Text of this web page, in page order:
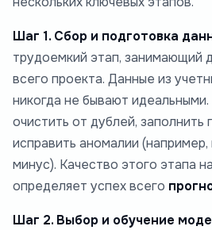
Шаг 1. Сбор и подготовка
трудоемкий этап, занимающий
всего проекта. Данные из
никогда не бывают
очистить от дублей, заполнить
исправить аномалии
минус). Качество этого этапа
определяет успех всего
Шаг 2. Выбор и обучение